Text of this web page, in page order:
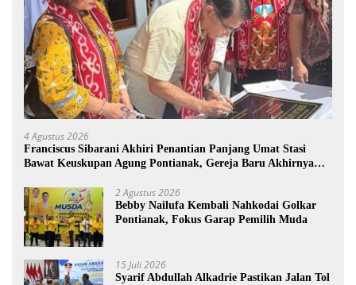
4 Agustus 2026
Franciscus Sibarani Akhiri Penantian Panjang Umat Stasi
Bawat Keuskupan Agung Pontianak, Gereja Baru Akhirnya
2 Agustus 2026
Bebby Nailufa Kembali Nahkodai Golkar
Pontianak, Fokus Garap Pemilih Muda
15 Juli 2026
Syarif Abdullah Alkadrie Pastikan Jalan Tol